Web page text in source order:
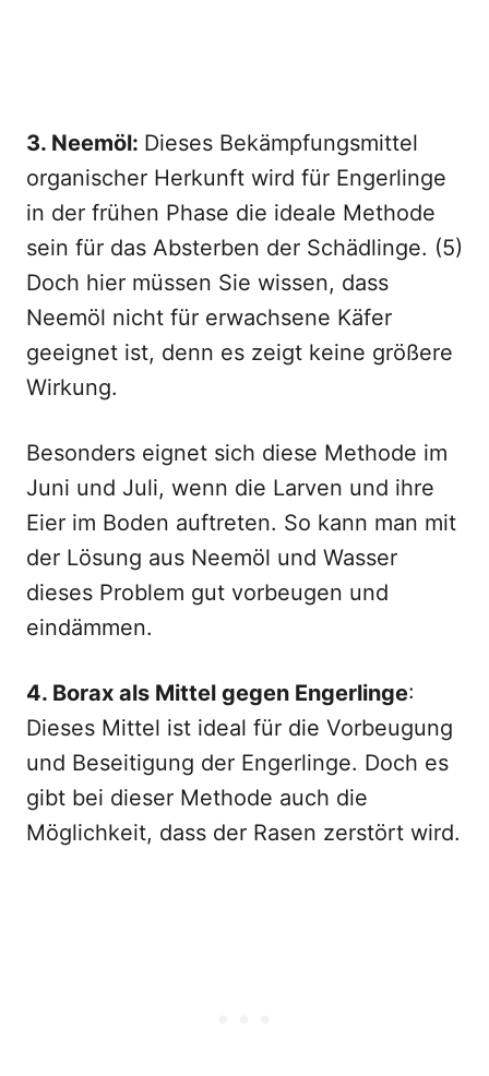
3. Neemöl: Dieses Bekämpfungsmittel
organischer Herkunft wird für Engerlinge
in der frühen Phase die ideale Methode
sein für das Absterben der Schädlinge. (5)
Doch hier müssen Sie wissen, dass
Neemöl nicht für erwachsene Käfer
geeignet ist, denn es zeigt keine größere
Wirkung.
Besonders eignet sich diese Methode im
Juni und Juli, wenn die Larven und ihre
Eier im Boden auftreten. So kann man mit
der Lösung aus Neemöl und Wasser
dieses Problem gut vorbeugen und
eindämmen.
4. Borax als Mittel gegen Engerlinge:
Dieses Mittel ist ideal für die Vorbeugung
und Beseitigung der Engerlinge. Doch es
gibt bei dieser Methode auch die
Möglichkeit, dass der Rasen zerstört wird.